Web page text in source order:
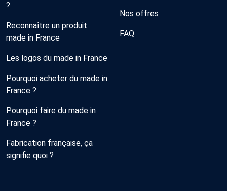
?
Reconnaître un produit
made in France
Les logos du made in France
Pourquoi acheter du made in
France ?
Pourquoi faire du made in
France ?
Fabrication française, ça
signifie quoi ?
Nos offres
FAQ